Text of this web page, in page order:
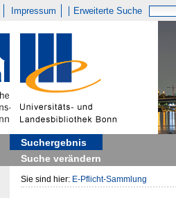
Impressum Erweiterte Suche
Suchergebnis
Suche verändern
Sie sind hier: E-Pflicht-Sammlung